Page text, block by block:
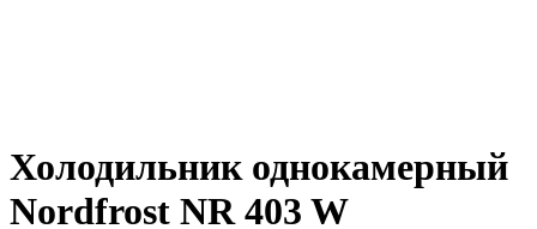
Холодильник однокамерный
Nordfrost NR 403 W